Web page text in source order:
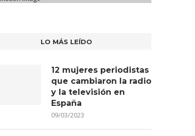
LO MÁS LEÍDO
12 mujeres periodistas
que cambiaron la radio
y la televisión en
España
09/03/2023